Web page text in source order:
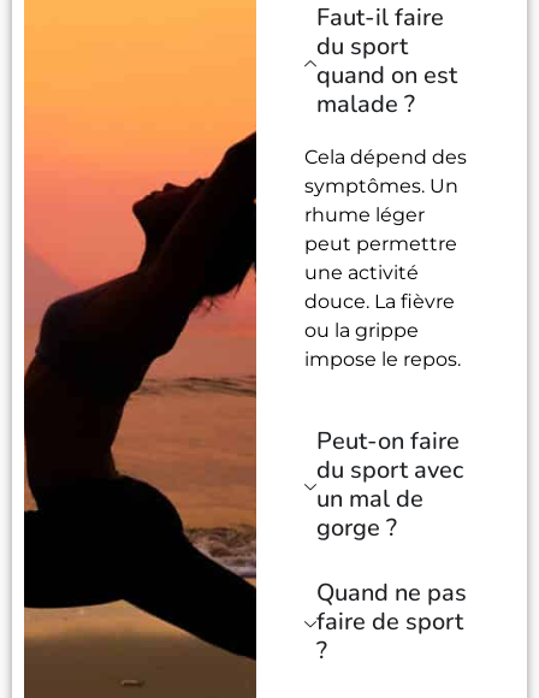
Faut-il faire
du sport
quand on est
malade ?
Cela dépend des
symptômes. Un
rhume léger
peut permettre
une activité
douce. La fièvre
ou la grippe
impose le repos.
Peut-on faire
du sport avec
un mal de
gorge ?
Quand ne pas
faire de sport
?